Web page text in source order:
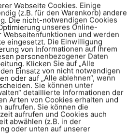
Webseite Cookies. Einige
(z.B. für den Warenkorb) andere
Die nicht-notwendigen Cookies
unseres Online-
Webseitenfunktionen und werden
eingesetzt. Die Einwilligung
von Informationen auf Ihrem
personenbezogener Daten
Klicken Sie auf „Alle
Einsatz von nicht notwendigen
oder auf „Alle ablehnen“, wenn
Sie können unter
detaillierte Informationen der
Arten von Cookies erhalten und
aufrufen. Sie können die
aufrufen und Cookies auch
abwählen (z.B. in der
oder unten auf unserer